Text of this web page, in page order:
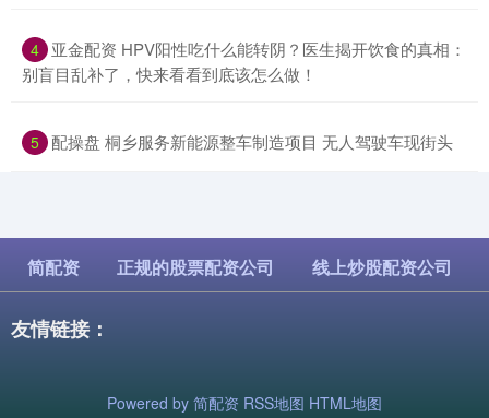
4 ​亚金配资 HPV阳性吃什么能转阴？医生揭开饮食的真相：
别盲目乱补了，快来看看到底该怎么做！
5 ​配操盘 桐乡服务新能源整车制造项目 无人驾驶车现街头
简配资 正规的股票配资公司 线上炒股配资公司
友情链接：
Powered by 简配资 RSS地图 HTML地图